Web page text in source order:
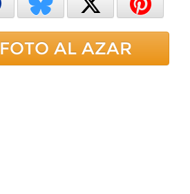
FOTO AL AZAR